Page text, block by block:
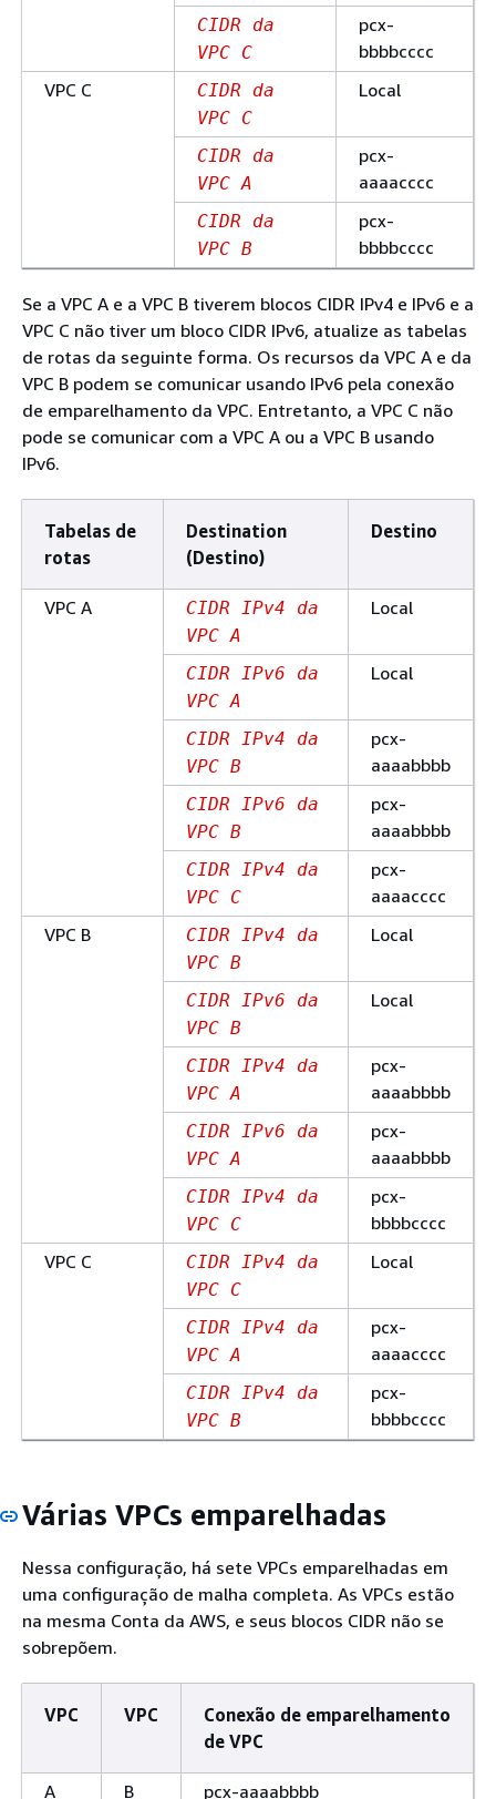
CIDR da
VPC C
pcx-
bbbbcccc
VPC C
CIDR da
VPC C
Local
CIDR da
VPC A
pcx-
aaaacccc
CIDR da
VPC B
pcx-
bbbbcccc
Se a VPC A e a VPC B tiverem blocos CIDR IPv4 e IPv6 e a
VPC C não tiver um bloco CIDR IPv6, atualize as tabelas
de rotas da seguinte forma. Os recursos da VPC A e da
VPC B podem se comunicar usando IPv6 pela conexão
de emparelhamento da VPC. Entretanto, a VPC C não
pode se comunicar com a VPC A ou a VPC B usando
IPv6.
Tabelas de
rotas
Destination
(Destino)
Destino
VPC A
CIDR IPv4 da
VPC A
Local
CIDR IPv6 da
VPC A
Local
CIDR IPv4 da
VPC B
pcx-
aaaabbbb
CIDR IPv6 da
VPC B
pcx-
aaaabbbb
CIDR IPv4 da
VPC C
pcx-
aaaacccc
VPC B
CIDR IPv4 da
VPC B
Local
CIDR IPv6 da
VPC B
Local
CIDR IPv4 da
VPC A
pcx-
aaaabbbb
CIDR IPv6 da
VPC A
pcx-
aaaabbbb
CIDR IPv4 da
VPC C
pcx-
bbbbcccc
VPC C
CIDR IPv4 da
VPC C
Local
CIDR IPv4 da
VPC A
pcx-
aaaacccc
CIDR IPv4 da
VPC B
pcx-
bbbbcccc
Várias VPCs emparelhadas
Nessa configuração, há sete VPCs emparelhadas em
uma configuração de malha completa. As VPCs estão
na mesma Conta da AWS, e seus blocos CIDR não se
sobrepõem.
VPC VPC
Conexão de emparelhamento
de VPC
A B pcx-aaaabbbb